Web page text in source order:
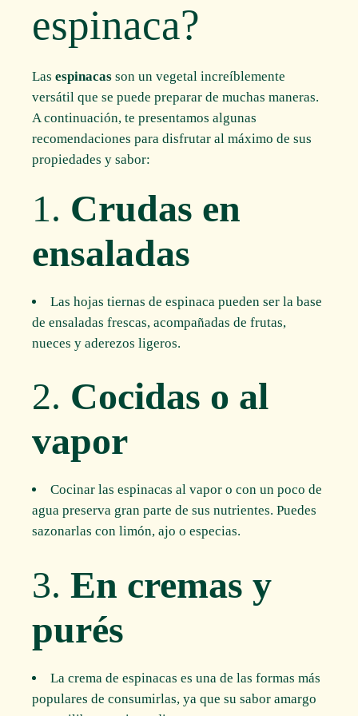
espinaca?
Lasespinacas son un vegetal increíblemente
versátil que se puede preparar de muchas maneras.
A continuación, te presentamos algunas
recomendaciones para disfrutar al máximo de sus
propiedades y sabor:
1. Crudas en
ensaladas
Las hojas tiernas de espinaca pueden ser la base
de ensaladas frescas, acompañadas de frutas,
nueces y aderezos ligeros.
2. Cocidas o al
vapor
Cocinar las espinacas al vapor o con un poco de
agua preserva gran parte de sus nutrientes. Puedes
sazonarlas con limón, ajo o especias.
3.En cremas y
purés
La crema de espinacas es una de las formas más
populares de consumirlas, ya que su sabor amargo